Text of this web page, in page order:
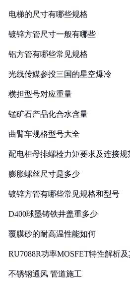
电梯的尺寸有哪些规格
镀锌方管尺寸一般有哪些
铝方管有哪些常见规格
光线传媒参投三国的星空爆冷
横担型号对应重量
锰矿石产品化合水含量
曲臂车规格型号大全
配电柜母排螺栓力矩要求及连接规
膨胀螺丝尺寸是多少
镀锌方管有哪些常见规格和型号
D400球墨铸铁井盖重多少
覆膜砂的耐高温性能如何
RU7088R功率MOSFET特性解析
不锈钢通风 管道施工